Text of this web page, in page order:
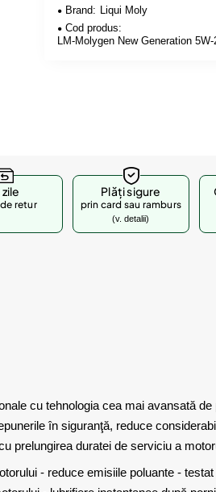
Brand: Liqui Moly
Cod produs:
LM-Molygen New Generation 5W-
zile
retur
Plăți sigure
prin card sau ramburs
(v. detalii)
cu tehnologia cea mai avansată de
în siguranţă, reduce
prelungirea duratei de serviciu a
- reduce emisiile poluante -